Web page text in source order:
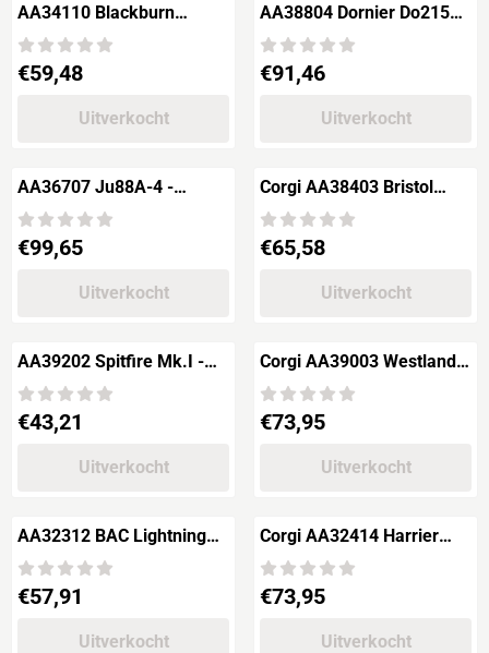
AA34110 Blackburn
Buccaneer S.Mk2B, XV160
No.208 Squadron RAF
Prijs: 59,48
€59,48
Uitverkocht
AA38804 Dornier Do215
4.Aufkl.Gr. Luftwaffe 1940
Prijs: 91,46
€91,46
Uitverkocht
AA36707 Ju88A-4 -
1./KG1 "Hindenburg"
Russian Front Januari 19
Prijs: 99,65
€99,65
Uitverkocht
Corgi AA38403 Bristol
Blenheim Mk.IF - K7159
No.52 OTU RAF
Prijs: 65,58
€65,58
Uitverkocht
AA39202 Spitfire Mk.I -
Sqn.Ldr.Henry Cozens
No.19 Squadron 19
Prijs: 43,21
€43,21
Uitverkocht
Corgi AA39003 Westland
WG-13 Lynx HAS2 - XZ725
Royal Navy
Prijs: 73,95
€73,95
Uitverkocht
AA32312 BAC Lightning
F6 - XS921 RAF No.74
Squadron Singapore
Prijs: 57,91
€57,91
Uitverkocht
Corgi AA32414 Harrier
GR3 - No.4 Squadron
RAFG Gutersloh, 1989
Prijs: 73,95
€73,95
Uitverkocht